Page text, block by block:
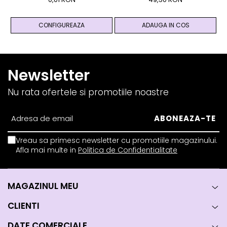
CONFIGUREAZA ADAUGA IN COS
Newsletter
Nu rata ofertele si promotiile noastre
Vreau sa primesc newsletter cu promotiile magazinului.
Afla mai multe in Politica de Confidentialitate
MAGAZINUL MEU
CLIENTI